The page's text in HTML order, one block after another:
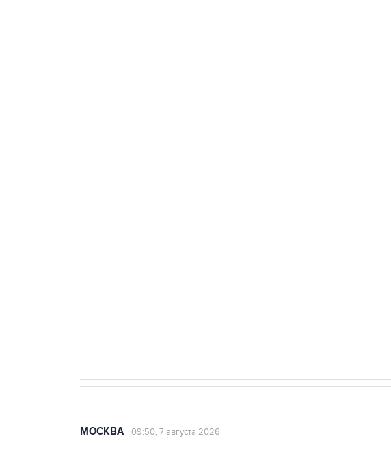
МОСКВА 09:50, 7 августа 2026